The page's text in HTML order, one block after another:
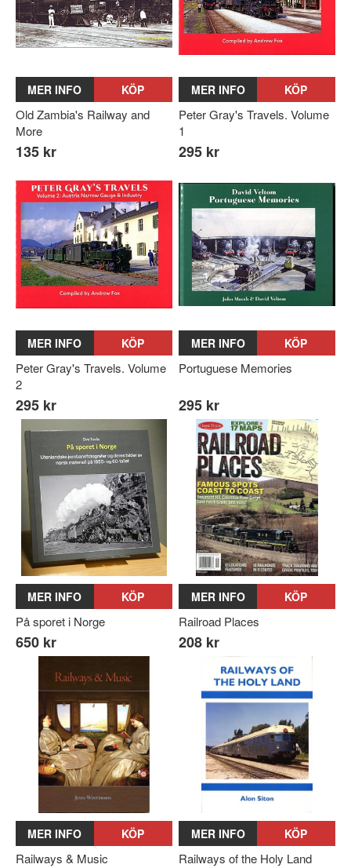
MER INFO KÖP
Old Zambia's Railway and
More
135 kr
MER INFO KÖP
Peter Gray's Travels. Volume
1
295 kr
MER INFO KÖP
Peter Gray's Travels. Volume
2
295 kr
MER INFO KÖP
Portuguese Memories
295 kr
MER INFO KÖP
På sporet i Norge
650 kr
MER INFO KÖP
Railroad Places
208 kr
MER INFO KÖP
Railways & Music
MER INFO KÖP
Railways of the Holy Land